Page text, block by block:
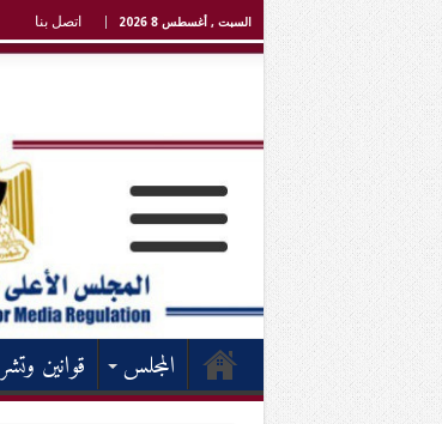
السبت , أغسطس 8 2026 اتصل بنا
المجلس قوانين